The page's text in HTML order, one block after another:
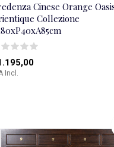
Cinese Orange
Collezione
Incl.